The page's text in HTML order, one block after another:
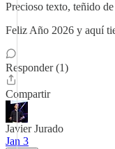
Precioso texto, teñido
Feliz Año 2026 y aquí
Responder (1)
Compartir
Javier Jurado
Jan 3